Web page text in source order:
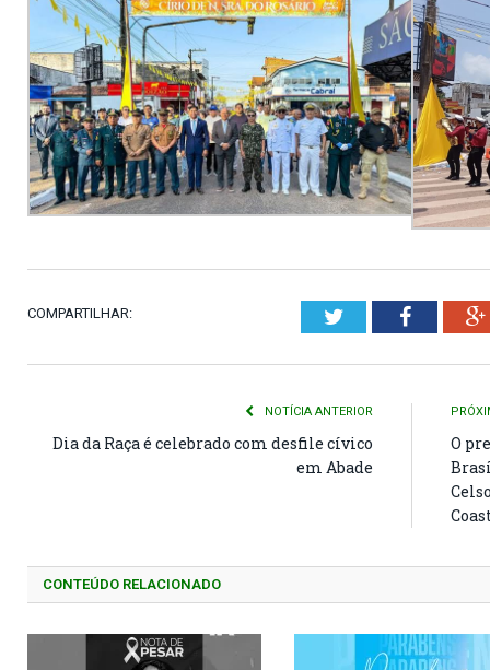
COMPARTILHAR: Twitter
NOTÍCIA ANTERIOR
Dia da Raça é celebrado com desfile cívico
em Abade
O
CONTEÚDO RELACIONADO